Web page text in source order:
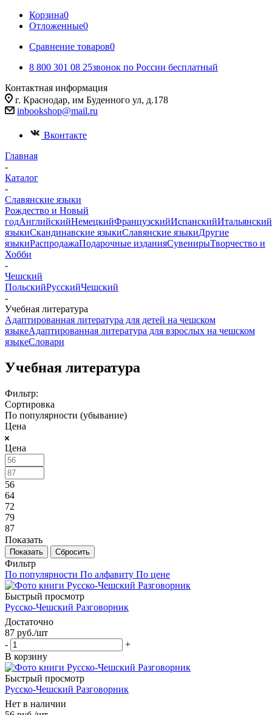
Корзина0
Отложенные0
Сравнение товаров0
8 800 301 08 25звонок по России бесплатный
Контактная информация
г. Краснодар, им Буденного ул, д.178
inbookshop@mail.ru
Вконтакте
Главная
-
Каталог
-
Славянские языки
Рождество и Новый
годАнглийскийНемецкийФранцузскийИспанскийИтальянский
языкиСкандинавские языкиСлавянские языкиДругие
языкиРаспродажаПодарочные изданияСувенирыТворчество и
Хобби
-
Чешский
ПольскийРусскийЧешский
-
Учебная литература
Адаптированная литература для детей на чешском
языкеАдаптированная литература для взрослых на чешском
языкеСловари
Учебная литература
Фильтр:
Сортировка
По популярности (убывание)
Цена
Цена
56
64
72
79
87
Показать
Сбросить
Фильтр
По популярности По алфавиту По цене
Быстрый просмотр
Русско-Чешский Разговорник
Достаточно
87 руб./шт
-
+
В корзину
Быстрый просмотр
Русско-Чешский Разговорник
Нет в наличии